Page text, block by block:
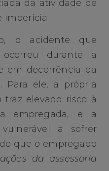
da atividade de
imperícia.
o acidente que
durante a
em decorrência da
Para ele, a própria
elevado risco à
empregada, e a
a sofrer
que o empregado
da assessoria